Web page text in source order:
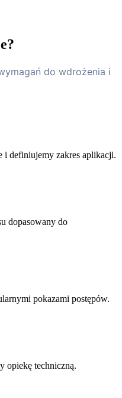
do wdrożenia i
i definiujemy zakres aplikacji.
dopasowany do
pokazami postępów.
opiekę techniczną.